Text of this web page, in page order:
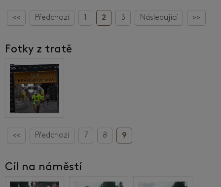
<< Předchozí 1 2 3 Následující >>
Fotky z tratě
<< Předchozí 7 8 9
Cíl na náměstí